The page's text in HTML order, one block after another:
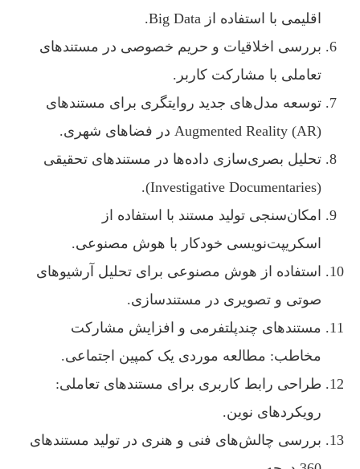
اقلیمی با استفاده از Big Data.
بررسی اخلاقیات و حریم خصوصی در مستندهای
تعاملی با مشارکت کاربر.
توسعه مدل‌های جدید روایتگری برای مستندهای
Augmented Reality (AR) در فضاهای شهری.
تحلیل بصری‌سازی داده‌ها در مستندهای تحقیقی
(Investigative Documentaries).
امکان‌سنجی تولید مستند با استفاده از
اسکریپت‌نویسی خودکار با هوش مصنوعی.
استفاده از هوش مصنوعی برای تحلیل آرشیوهای
صوتی و تصویری در مستندسازی.
مستندهای چندپلتفرمی و افزایش مشارکت
مخاطب: مطالعه موردی یک کمپین اجتماعی.
طراحی رابط کاربری برای مستندهای تعاملی:
رویکردهای نوین.
بررسی چالش‌های فنی و هنری در تولید مستندهای